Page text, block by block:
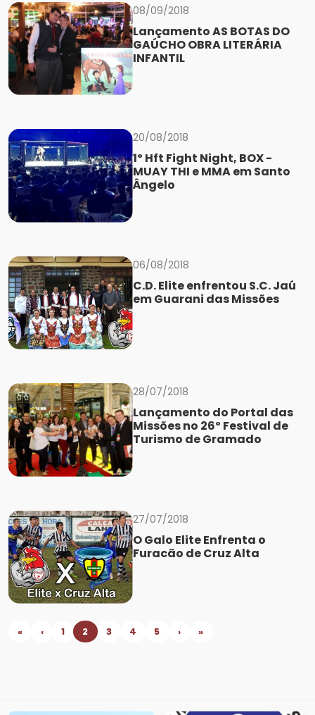
08/09/2018
Lançamento AS BOTAS DO
GAÚCHO OBRA LITERÁRIA
INFANTIL
20/08/2018
1º Hft Fight Night, BOX -
MUAY THI e MMA em Santo
Ângelo
06/08/2018
C.D. Elite enfrentou S.C. Jaú
em Guarani das Missões
28/07/2018
Lançamento do Portal das
Missões no 26º Festival de
Turismo de Gramado
27/07/2018
O Galo Elite Enfrenta o
Furacão de Cruz Alta
« ‹ 1 2 3 4 5 › »